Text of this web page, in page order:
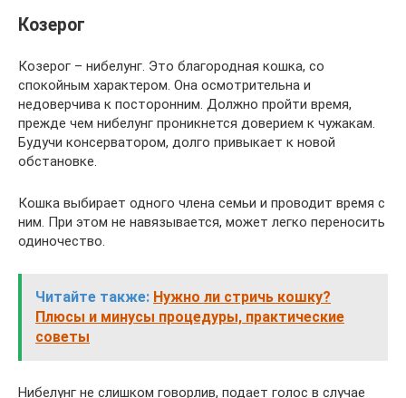
Козерог
Козерог – нибелунг. Это благородная кошка, со
спокойным характером. Она осмотрительна и
недоверчива к посторонним. Должно пройти время,
прежде чем нибелунг проникнется доверием к чужакам.
Будучи консерватором, долго привыкает к новой
обстановке.
Кошка выбирает одного члена семьи и проводит время с
ним. При этом не навязывается, может легко переносить
одиночество.
Читайте также: Нужно ли стричь кошку?
Плюсы и минусы процедуры, практические
советы
Нибелунг не слишком говорлив, подает голос в случае